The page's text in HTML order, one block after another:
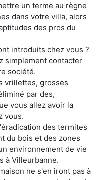
un terme au règne
dans votre villa, alors
des pros du
introduits chez vous ?
simplement contacter
société.
vrillettes, grosses
par des,
vous allez avoir la
vous.
des termites
du bois et des zones
environnement de vie
à Villeurbanne.
ne s'en iront pas à